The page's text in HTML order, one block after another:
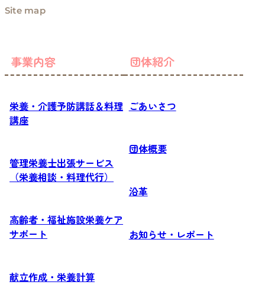
Site map
事業内容
栄養・介護予防講話＆料理
講座
管理栄養士出張サービス
（栄養相談・料理代行）
高齢者・福祉施設栄養ケア
サポート
献立作成・栄養計算
団体紹介
ごあいさつ
団体概要
沿革
お知らせ・レポート